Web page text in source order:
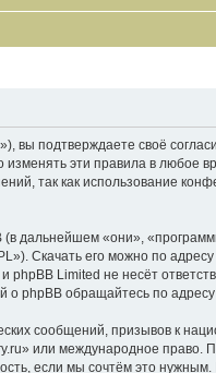
подтверждаете своё
эти правила в любое
так как использование
дальнейшем «они»,
Скачать его можно по адресу
Limited не несёт
о phpBB обращайтесь по адресу
сообщений, призывов к
или международное право.
если мы сочтём это